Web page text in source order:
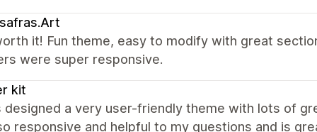
it! Fun theme, easy to modify with great
were super responsive.
kit
designed a very user-friendly theme with lots of
responsive and helpful to my questions and is